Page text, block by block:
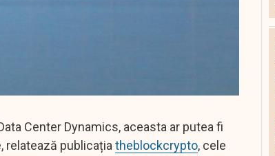
Center Dynamics, aceasta ar putea fi
relatează publicațiatheblockcrypto, cele